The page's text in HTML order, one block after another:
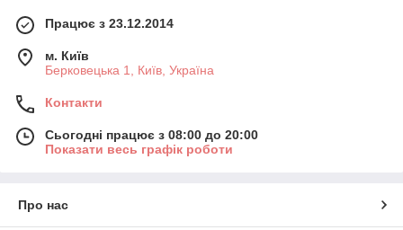
Працює з 23.12.2014
м. Київ
Берковецька 1, Київ, Україна
Контакти
Сьогодні працює з 08:00 до 20:00
Показати весь графік роботи
Про нас